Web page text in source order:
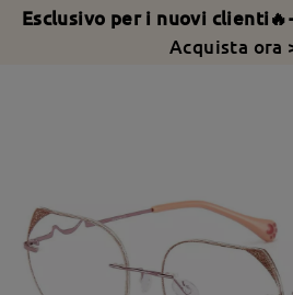
Esclusivo per i nuovi
Acquista ora